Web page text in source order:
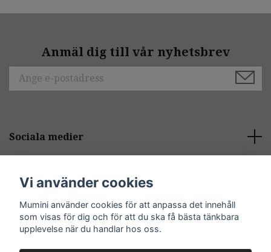
Anmäl dig till vår nyhetsbrev
Sociala medier
Kontakt
Vi använder cookies
Mumini använder cookies för att anpassa det innehåll
som visas för dig och för att du ska få bästa tänkbara
upplevelse när du handlar hos oss.